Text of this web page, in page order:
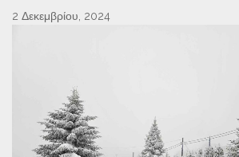
2 Δεκεμβρίου, 2024